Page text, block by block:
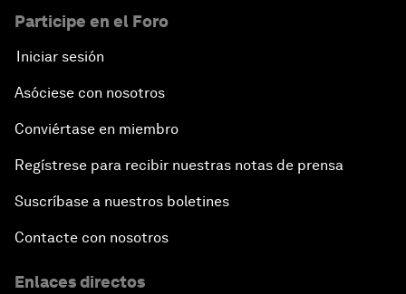
Participe en el Foro
Iniciar sesión
Asóciese con nosotros
Conviértase en miembro
Regístrese para recibir nuestras notas de prensa
Suscríbase a nuestros boletines
Contacte con nosotros
Enlaces directos